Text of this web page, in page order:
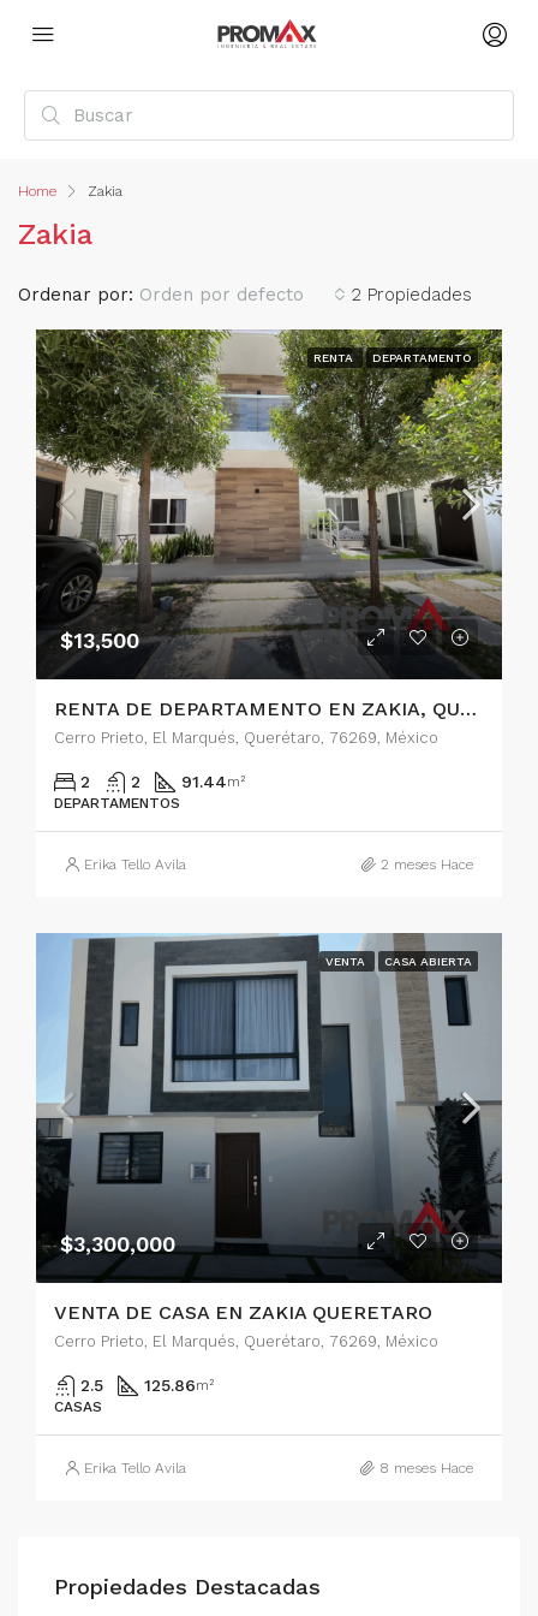
Home Zakia
Zakia
2 Propiedades
Ordenar por: Orden por defecto
RENTA DEPARTAMENTO
$13,500
RENTA DE DEPARTAMENTO EN ZAKIA, QUERETARO
Cerro Prieto, El Marqués, Querétaro, 76269, México
2 2 91.44m²
DEPARTAMENTOS
Erika Tello Avila 2 meses Hace
VENTA CASA ABIERTA
$3,300,000
VENTA DE CASA EN ZAKIA QUERETARO
Cerro Prieto, El Marqués, Querétaro, 76269, México
2.5 125.86m²
CASAS
Erika Tello Avila 8 meses Hace
Propiedades Destacadas